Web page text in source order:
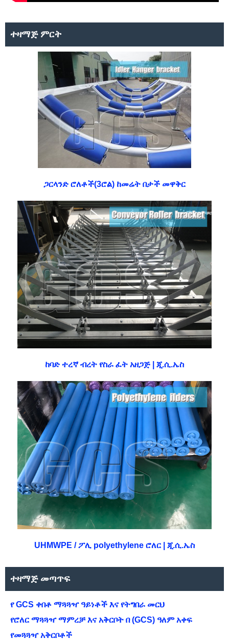
ተዛማጅ ምርት
ጋርላንድ ሮለቶች(3ሮል) ከመሬት በታች መዋቅር
ከባድ ተረኛ ብረት የስራ ፈት አዘጋጅ | ጂ.ሲ.ኤስ
UHMWPE / ፖሊ polyethylene ሮለር | ጂ.ሲ.ኤስ
ተዛማጅ መጣጥፍ
የ GCS ቀበቶ ማጓጓዣ ዓይነቶች እና የትግበራ መርህ
የሮለር ማጓጓዣ ማምረቻ እና አቅርቦት በ (GCS) ዓለም አቀፍ
የመጓጓዣ አቅርቦቶች